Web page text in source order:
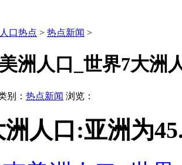
人口热点 > 热点新闻 >
洲人口_世界7大洲
别： 热点新闻 浏览：
人口:亚洲为